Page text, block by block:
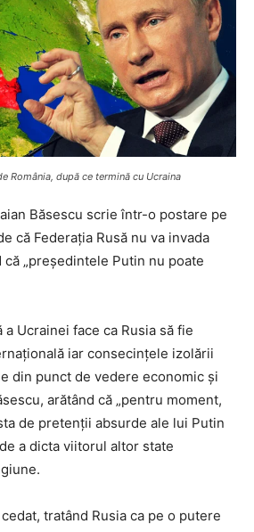
România, după ce termină cu Ucraina
Băsescu scrie într-o postare pe
că Federaţia Rusă nu va invada
„preşedintele Putin nu poate
Ucrainei face ca Rusia să fie
iar consecinţele izolării
din punct de vedere economic şi
arătând că „pentru moment,
de pretenţii absurde ale lui Putin
a dicta viitorul altor state
cedat, tratând Rusia ca pe o putere